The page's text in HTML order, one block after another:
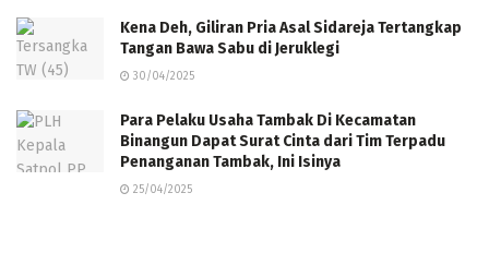
Kena Deh, Giliran Pria Asal Sidareja Tertangkap
Tangan Bawa Sabu di Jeruklegi
30/04/2025
Para Pelaku Usaha Tambak Di Kecamatan
Binangun Dapat Surat Cinta dari Tim Terpadu
Penanganan Tambak, Ini Isinya
25/04/2025